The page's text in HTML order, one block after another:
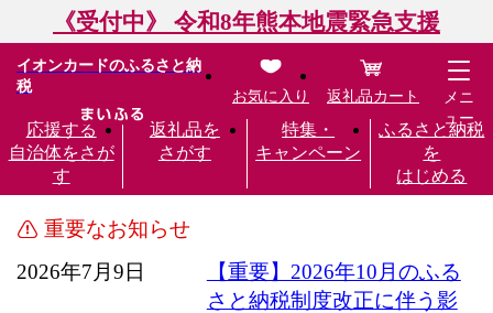
《受付中》 令和8年熊本地震緊急支援
イオンカードのふるさと納
税
応援する
自治体をさが
す
返礼品を
さがす
特集・
キャンペーン
ふるさと納税
を
はじめる
お気に入り 返礼品カート
メニ
ュー
重要なお知らせ
2026年7月9日
【重要】2026年10月のふる
さと納税制度改正に伴う影